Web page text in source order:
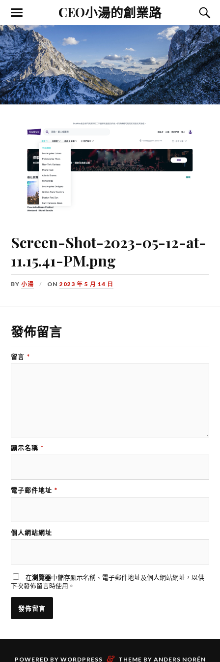
CEO小湯的創業路
Screen-Shot-2023-05-12-at-
11.15.41-PM.png
BY小湯 ON2023 年 5 月 14 日
發佈留言
留言 *
顯示名稱 *
電子郵件地址 *
個人網站網址
在瀏覽器中儲存顯示名稱、電子郵件地址及個人網站網址，以供
下次發佈留言時使用。
POWERED BY WORDPRESS & THEME BY ANDERS NORÉN